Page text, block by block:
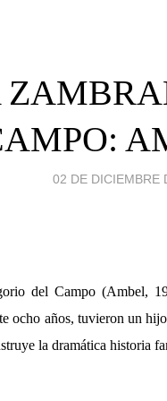
02 DE DICIEMBRE
del Campo (Ambel,
ocho años, tuvieron un
la dramática historia